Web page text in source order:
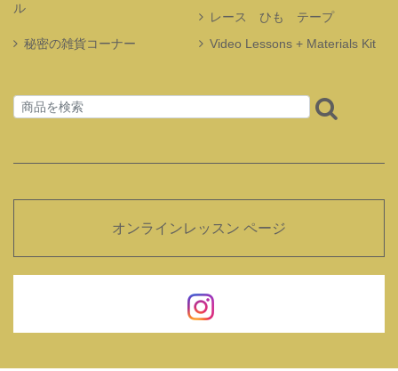
ル
レース ひも テープ
秘密の雑貨コーナー
Video Lessons + Materials Kit
オンラインレッスン ページ